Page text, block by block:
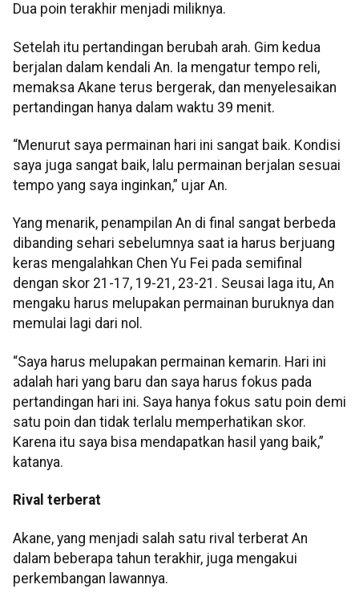
Dua poin terakhir menjadi miliknya.
Setelah itu pertandingan berubah arah. Gim kedua
berjalan dalam kendali An. Ia mengatur tempo reli,
memaksa Akane terus bergerak, dan menyelesaikan
pertandingan hanya dalam waktu 39 menit.
“Menurut saya permainan hari ini sangat baik. Kondisi
saya juga sangat baik, lalu permainan berjalan sesuai
tempo yang saya inginkan,” ujar An.
Yang menarik, penampilan An di final sangat berbeda
dibanding sehari sebelumnya saat ia harus berjuang
keras mengalahkan Chen Yu Fei pada semifinal
dengan skor 21-17, 19-21, 23-21. Seusai laga itu, An
mengaku harus melupakan permainan buruknya dan
memulai lagi dari nol.
“Saya harus melupakan permainan kemarin. Hari ini
adalah hari yang baru dan saya harus fokus pada
pertandingan hari ini. Saya hanya fokus satu poin demi
satu poin dan tidak terlalu memperhatikan skor.
Karena itu saya bisa mendapatkan hasil yang baik,”
katanya.
Rival terberat
Akane, yang menjadi salah satu rival terberat An
dalam beberapa tahun terakhir, juga mengakui
perkembangan lawannya.